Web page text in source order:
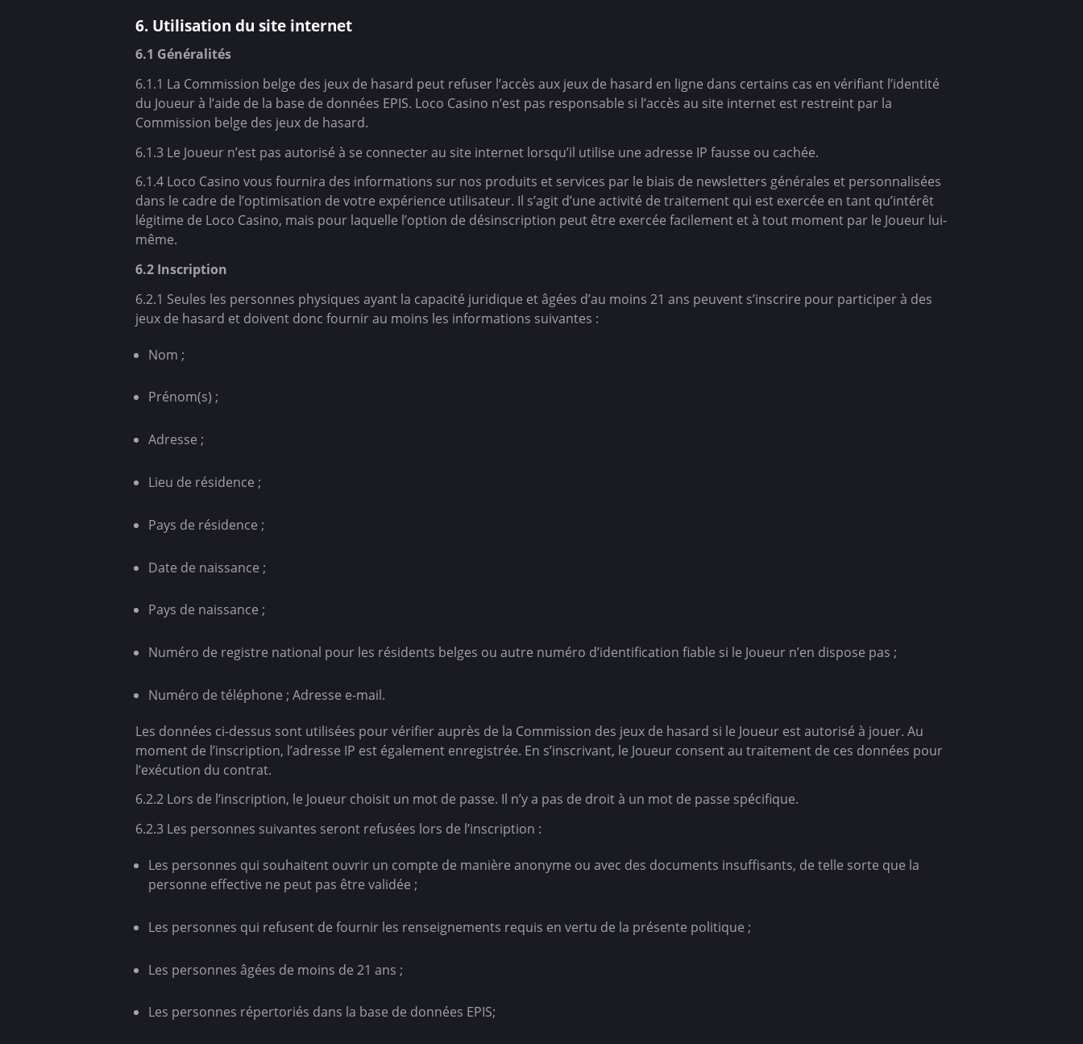
6. Utilisation du site internet
6.1 Généralités
6.1.1 La Commission belge des jeux de hasard peut refuser l’accès aux jeux de hasard en ligne dans certains cas en vérifiant l’identité
du Joueur à l’aide de la base de données EPIS. Loco Casino n’est pas responsable si l’accès au site internet est restreint par la
Commission belge des jeux de hasard.
6.1.3 Le Joueur n’est pas autorisé à se connecter au site internet lorsqu’il utilise une adresse IP fausse ou cachée.
6.1.4 Loco Casino vous fournira des informations sur nos produits et services par le biais de newsletters générales et personnalisées
dans le cadre de l’optimisation de votre expérience utilisateur. Il s’agit d’une activité de traitement qui est exercée en tant qu’intérêt
légitime de Loco Casino, mais pour laquelle l’option de désinscription peut être exercée facilement et à tout moment par le Joueur lui-
même.
6.2 Inscription
6.2.1 Seules les personnes physiques ayant la capacité juridique et âgées d’au moins 21 ans peuvent s’inscrire pour participer à des
jeux de hasard et doivent donc fournir au moins les informations suivantes :
Nom ;
Prénom(s) ;
Adresse ;
Lieu de résidence ;
Pays de résidence ;
Date de naissance ;
Pays de naissance ;
Numéro de registre national pour les résidents belges ou autre numéro d’identification fiable si le Joueur n’en dispose pas ;
Numéro de téléphone ; Adresse e-mail.
Les données ci-dessus sont utilisées pour vérifier auprès de la Commission des jeux de hasard si le Joueur est autorisé à jouer. Au
moment de l’inscription, l’adresse IP est également enregistrée. En s’inscrivant, le Joueur consent au traitement de ces données pour
l’exécution du contrat.
6.2.2 Lors de l’inscription, le Joueur choisit un mot de passe. Il n’y a pas de droit à un mot de passe spécifique.
6.2.3 Les personnes suivantes seront refusées lors de l’inscription :
Les personnes qui souhaitent ouvrir un compte de manière anonyme ou avec des documents insuffisants, de telle sorte que la
personne effective ne peut pas être validée ;
Les personnes qui refusent de fournir les renseignements requis en vertu de la présente politique ;
Les personnes âgées de moins de 21 ans ;
Les personnes répertoriés dans la base de données EPIS;